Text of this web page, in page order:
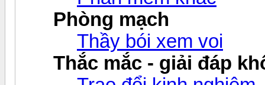
Phòng mạch
Thầy bói xem voi
Thắc mắc - giải đáp